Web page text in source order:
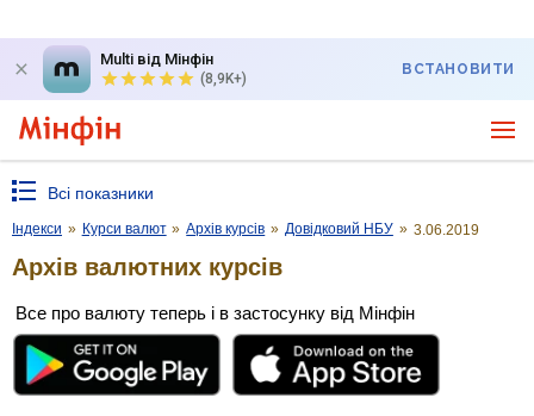
Multi від Мінфін
(8,9K+)
ВСТАНОВИТИ
Всі показники
Індекси » Курси валют » Архів курсів » Довідковий НБУ » 3.06.2019
Архів валютних курсів
Все про валюту теперь і в застосунку від Мінфін